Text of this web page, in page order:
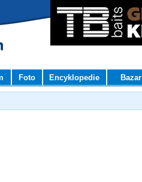
Foto Encyklopedie Bazar